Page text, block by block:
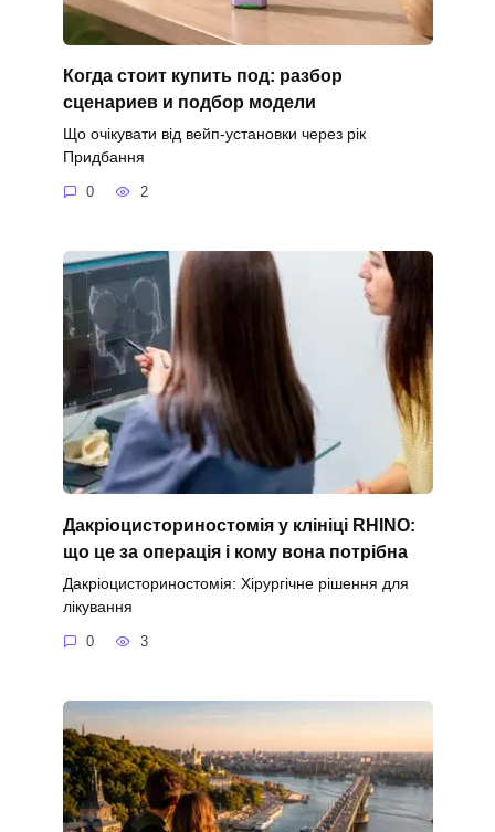
Когда стоит купить под: разбор
сценариев и подбор модели
Що очікувати від вейп-установки через рік
Придбання
0 2
Дакріоцисториностомія у клініці RHINO:
що це за операція і кому вона потрібна
Дакріоцисториностомія: Хірургічне рішення для
лікування
0 3